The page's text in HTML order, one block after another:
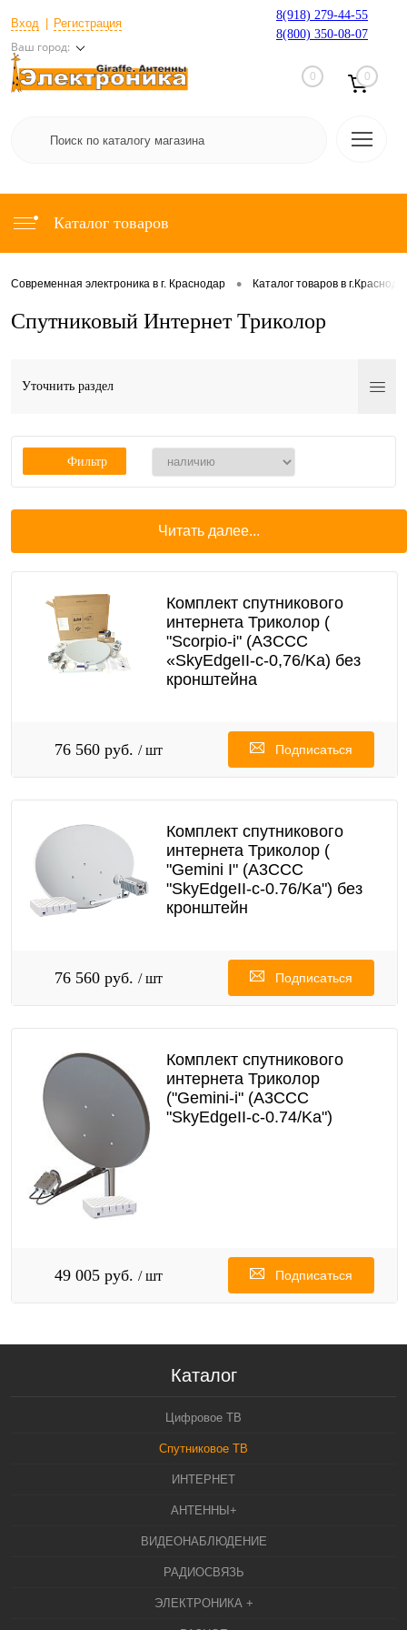
Вход Регистрация
Ваш город:
8(918) 279-44-55
8(800) 350-08-07
0 0
Каталог товаров
Современная электроника в г. Краснодар • Каталог товаров в
Спутниковый Интернет Триколор
Уточнить раздел
Фильтр
Читать далее...
Комплект спутникового
интернета Триколор (
"Scorpio-i" (AЗССС
«SkyEdgeII-c-0,76/Ka) без
кронштейна
76 560 руб. / шт Подписаться
Комплект спутникового
интернета Триколор (
"Gemini I" (A3CCC
"SkyEdgeII-c-0.76/Ka") без
кронштейн
76 560 руб. / шт Подписаться
Комплект спутникового
интернета Триколор
("Gemini-i" (A3CCC
"SkyEdgeII-c-0.74/Ka")
49 005 руб. / шт Подписаться
Каталог
Цифровое ТВ
Спутниковое ТВ
ИНТЕРНЕТ
АНТЕННЫ+
ВИДЕОНАБЛЮДЕНИЕ
РАДИОСВЯЗЬ
ЭЛЕКТРОНИКА +